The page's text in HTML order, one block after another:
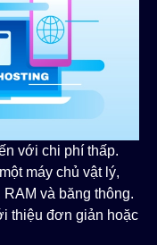
với chi phí thấp.
máy chủ vật lý,
và băng thông.
thiệu đơn giản hoặc